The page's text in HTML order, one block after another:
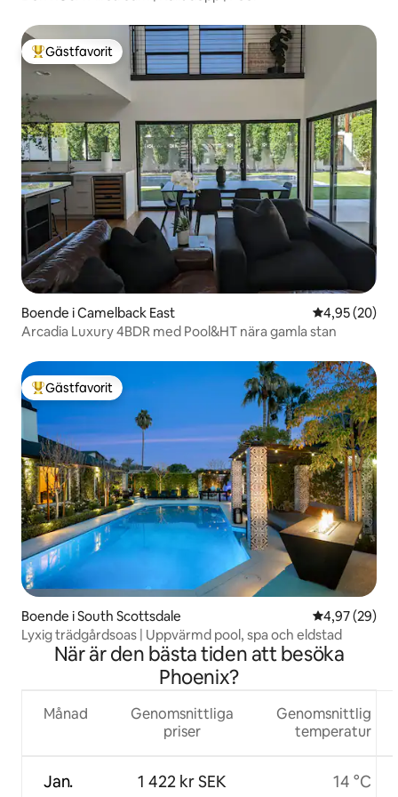
Populär gästfavorit
Gästfavorit
Boende i Camelback East 4,95 av 5 i
4,95 (20)
Arcadia Luxury 4BDR med Pool&HT nära gamla stan
Populär gästfavorit
Gästfavorit
Boende i South Scottsdale 4,97 av 5 i
4,97 (29)
Lyxig trädgårdsoas | Uppvärmd pool, spa och eldstad
När är den bästa tiden att besöka
Phoenix?
Månad
Jan.
Genomsnittliga
priser
1 422 kr SEK
Genomsnittlig
temperatur
14 °C